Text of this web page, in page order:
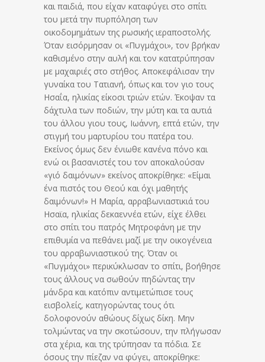
και παιδιά, που είχαν καταφύγει στο σπίτι
του μετά την πυρπόληση των
οικοδομημάτων της ρωσικής ιεραποστολής.
Όταν εισόρμησαν οι «Πυγμάχοι», τον βρήκαν
καθισμένο στην αυλή και τον κατατρύπησαν
με μαχαιριές στο στήθος. Αποκεφάλισαν την
γυναίκα του Τατιανή, όπως και τον γιο τους
Ησαΐα, ηλικίας είκοσι τριών ετών. Έκοψαν τα
δάχτυλα των ποδιών, την μύτη και τα αυτιά
του άλλου γιου τους, Ιωάννη, επτά ετών, την
στιγμή του μαρτυρίου του πατέρα του.
Εκείνος όμως δεν ένιωθε κανένα πόνο και
ενώ οι βασανιστές του τον αποκαλούσαν
«γιό δαιμόνων» εκείνος αποκρίθηκε: «Είμαι
ένα πιστός του Θεού και όχι μαθητής
δαιμόνων!» Η Μαρία, αρραβωνιαστικιά του
Ησαϊα, ηλικίας δεκαεννέα ετών, είχε έλθει
στο σπίτι του πατρός Μητροφάνη με την
επιθυμία να πεθάνει μαζί με την οικογένεια
του αρραβωνιαστικού της. Όταν οι
«Πυγμάχοι» περικύκλωσαν το σπίτι, βοήθησε
τους άλλους να σωθούν πηδώντας την
μάνδρα και κατόπιν αντιμετώπισε τους
εισβολείς, κατηγορώντας τους ότι
δολοφονούν αθώους δίχως δίκη. Μην
τολμώντας να την σκοτώσουν, την πλήγωσαν
στα χέρια, και της τρύπησαν τα πόδια. Σε
όσους την πίεζαν να φύγει, αποκρίθηκε: